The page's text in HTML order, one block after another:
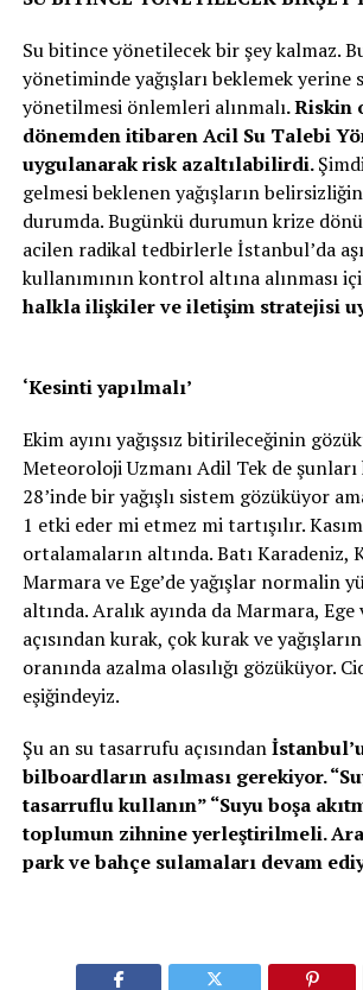
Su bitince yönetilecek bir şey kalmaz.
yönetiminde yağışları beklemek yerine
yönetilmesi önlemleri alınmalı. Riskin
dönemden itibaren Acil Su Talebi
uygulanarak risk azaltılabilirdi.
gelmesi beklenen yağışların
durumda. Bugünkü durumun krize
acilen radikal tedbirlerle İstanbul’da
kullanımının kontrol altına alınması
halkla ilişkiler ve iletişim stratejisi
‘Kesinti yapılmalı’
Ekim ayını yağışsız bitirileceğinin
Meteoroloji Uzmanı Adil Tek de şunları
28’inde bir yağışlı sistem gözüküyor
1 etki eder mi etmez mi tartışılır.
ortalamaların altında. Batı Karadeniz,
Marmara ve Ege’de yağışlar normalin
altında. Aralık ayında da Marmara,
açısından kurak, çok kurak ve
oranında azalma olasılığı gözüküyor.
eşiğindeyiz.
Şu an su tasarrufu açısından
bilboardların asılması gerekiyor.
tasarruflu kullanın” “Suyu boşa
toplumun zihnine yerleştirilmeli.
park ve bahçe sulamaları devam